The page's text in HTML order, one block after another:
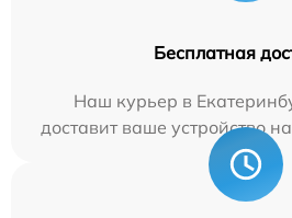
Бесплатная
Наш курьер в
доставит ваше устройство